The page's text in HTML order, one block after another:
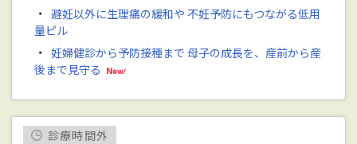
・ 避妊以外に生理痛の緩和や 不妊予防にもつながる低用
量ピル
・ 妊婦健診から予防接種まで 母子の成長を、産前から産
後まで見守る
診療時間外